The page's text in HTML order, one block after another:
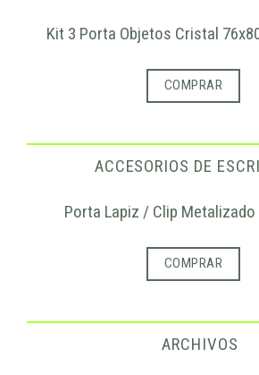
Kit 3 Porta Objetos Cristal
COMPRAR
ACCESORIOS DE
Porta Lapiz / Clip Metalizado
COMPRAR
ARCHIVOS